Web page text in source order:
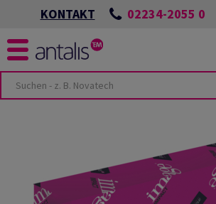
KONTAKT 02234-2055 0